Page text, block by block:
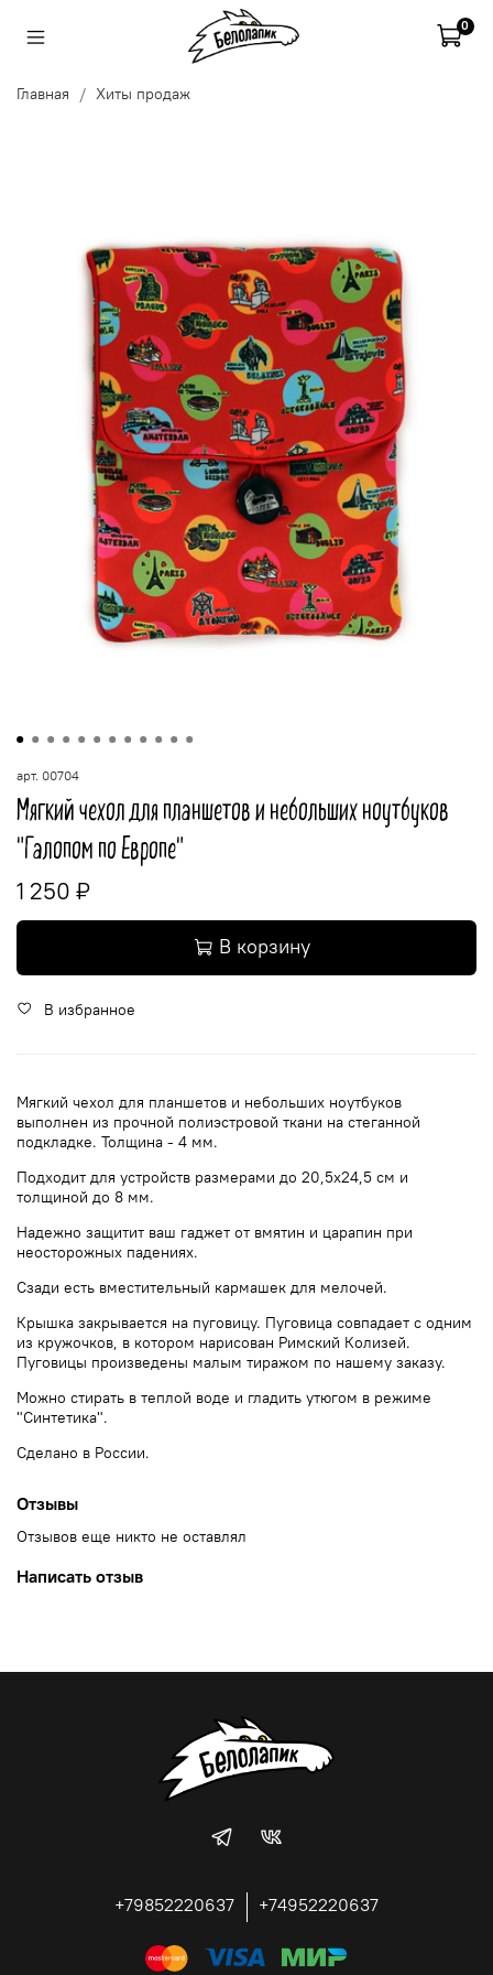
0
Главная Хиты продаж
арт. 00704
Мягкий чехол для планшетов и небольших ноутбуков
"Галопом по Европе"
1 250 ₽
В корзину
В избранное
Мягкий чехол для планшетов и небольших ноутбуков
выполнен из прочной полиэстровой ткани на стеганной
подкладке. Толщина - 4 мм.
Подходит для устройств размерами до 20,5х24,5 см и
толщиной до 8 мм.
Надежно защитит ваш гаджет от вмятин и царапин при
неосторожных падениях.
Сзади есть вместительный кармашек для мелочей.
Крышка закрывается на пуговицу. Пуговица совпадает с одним
из кружочков, в котором нарисован Римский Колизей.
Пуговицы произведены малым тиражом по нашему заказу.
Можно стирать в теплой воде и гладить утюгом в режиме
"Синтетика".
Сделано в России.
Отзывы
Отзывов еще никто не оставлял
Написать отзыв
+79852220637 +74952220637